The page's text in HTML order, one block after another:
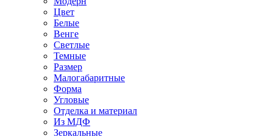
Цвет
Белые
Венге
Светлые
Темные
Размер
Малогабаритные
Форма
Угловые
Отделка и материал
Из МДФ
Зеркальные